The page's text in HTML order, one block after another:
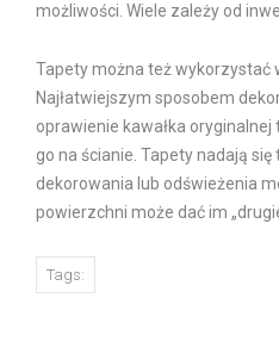
możliwości. Wiele zależy od
Tapety można też wykorzystać
Najłatwiejszym sposobem
oprawienie kawałka
go na ścianie. Tapety nadają się
dekorowania lub odświeżenia
powierzchni może dać im
Tags: